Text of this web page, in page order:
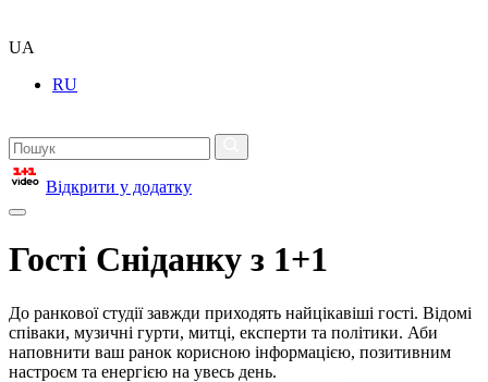
UA
RU
Відкрити у додатку
Гості Сніданку з 1+1
До ранкової студії завжди приходять найцікавіші гості. Відомі
співаки, музичні гурти, митці, експерти та політики. Аби
наповнити ваш ранок корисною інформацією, позитивним
настроєм та енергією на увесь день.